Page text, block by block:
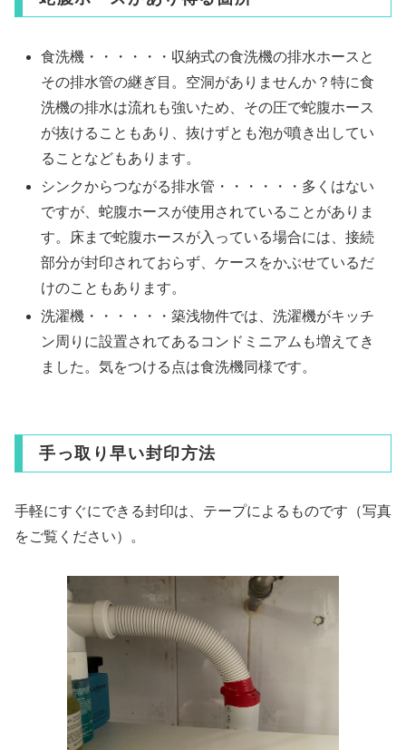
食洗機・・・・・・収納式の食洗機の排水ホースと
その排水管の継ぎ目。空洞がありませんか？特に食
洗機の排水は流れも強いため、その圧で蛇腹ホース
が抜けることもあり、抜けずとも泡が噴き出してい
ることなどもあります。
シンクからつながる排水管・・・・・・多くはない
ですが、蛇腹ホースが使用されていることがありま
す。床まで蛇腹ホースが入っている場合には、接続
部分が封印されておらず、ケースをかぶせているだ
けのこともあります。
洗濯機・・・・・・築浅物件では、洗濯機がキッチ
ン周りに設置されてあるコンドミニアムも増えてき
ました。気をつける点は食洗機同様です。
手っ取り早い封印方法
手軽にすぐにできる封印は、テープによるものです（写真
をご覧ください）。